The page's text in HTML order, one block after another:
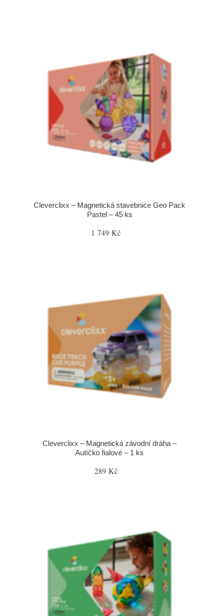
Cleverclixx – Magnetická stavebnice Geo Pack
Pastel – 45 ks
1 749 Kč
Cleverclixx – Magnetická závodní dráha –
Autíčko fialové – 1 ks
289 Kč